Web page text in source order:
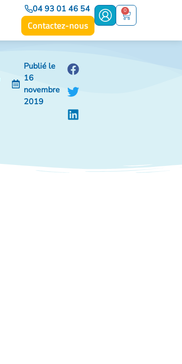
04 93 01 46 54
Contactez-nous
0
Publié le
16
novembre
2019